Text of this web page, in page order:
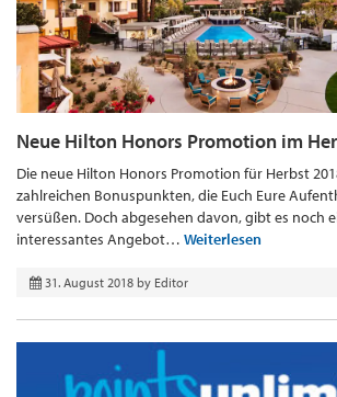
Neue Hilton Honors Promotion im
Die neue Hilton Honors Promotion für Herbst
zahlreichen Bonuspunkten, die Euch Eure
versüßen. Doch abgesehen davon, gibt es noch
interessantes Angebot… Weiterlesen
31. August 2018 by Editor